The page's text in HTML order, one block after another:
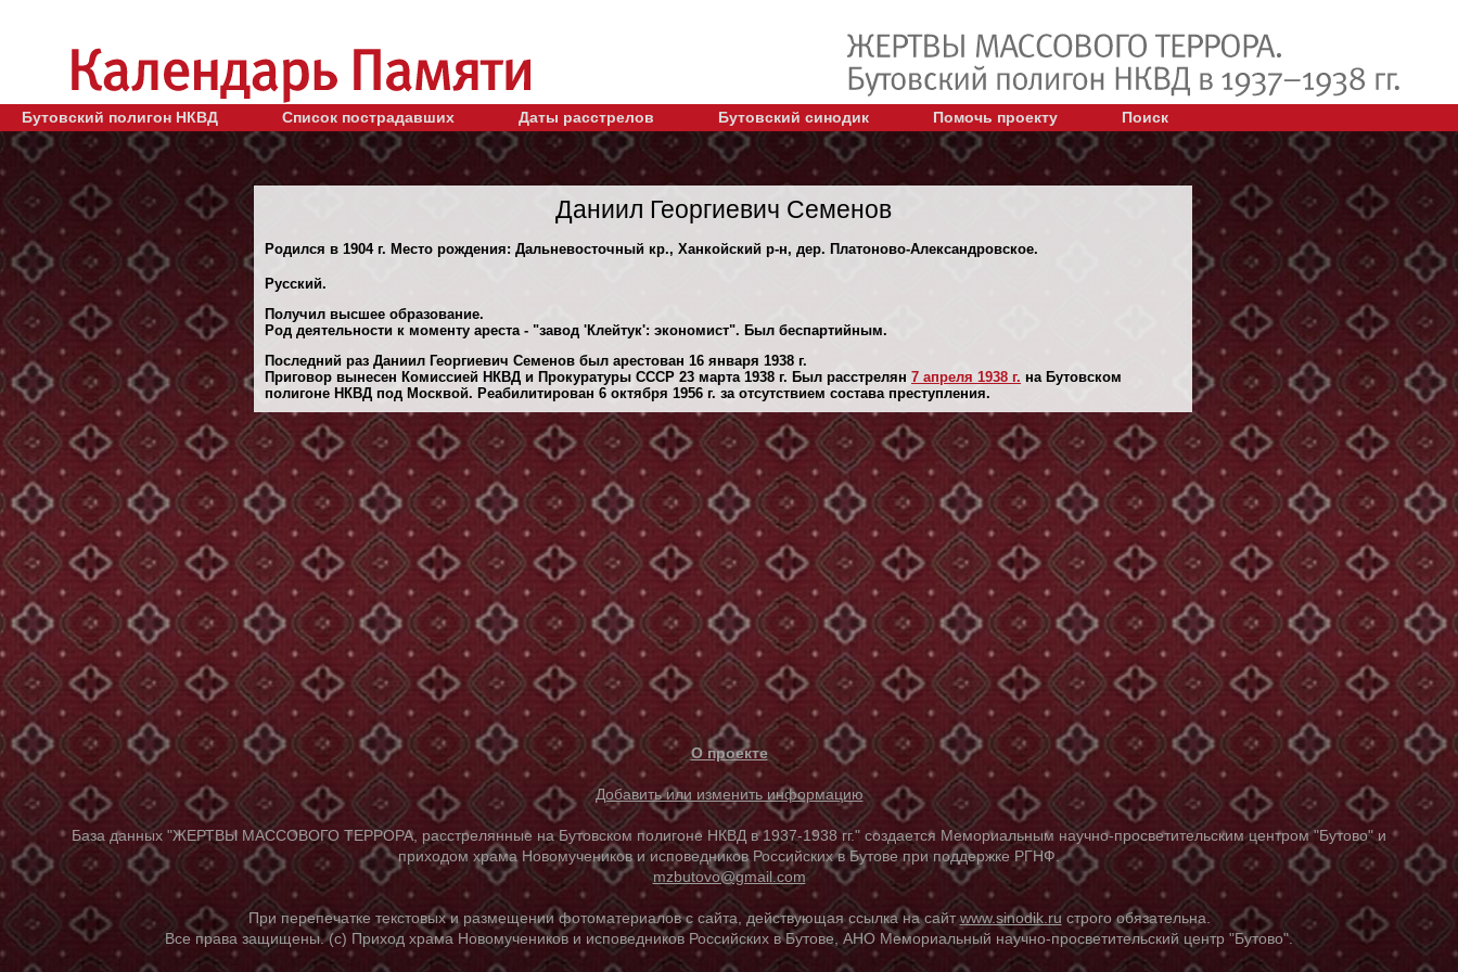
Бутовский полигон НКВД Список пострадавших Даты расстрелов Бутовский синодик Помочь проекту Поиск
Даниил Георгиевич Семенов
Родился в 1904 г. Место рождения: Дальневосточный кр., Ханкойский р-н, дер. Платоново-Александровское.
Русский.
Получил высшее образование.
Род деятельности к моменту ареста - "завод 'Клейтук': экономист". Был беспартийным.
Последний раз Даниил Георгиевич Семенов был арестован 16 января 1938 г.
Приговор вынесен Комиссией НКВД и Прокуратуры СССР 23 марта 1938 г. Был расстрелян 7 апреля 1938 г. на Бутовском
полигоне НКВД под Москвой. Реабилитирован 6 октября 1956 г. за отсутствием состава преступления.
О проекте
Добавить или изменить информацию
База данных "ЖЕРТВЫ МАССОВОГО ТЕРРОРА, расстрелянные на Бутовском полигоне НКВД в 1937-1938 гг." создается Мемориальным научно-просветительским центром "Бутово" и
приходом храма Новомучеников и исповедников Российских в Бутове при поддержке РГНФ.
mzbutovo@gmail.com
При перепечатке текстовых и размещении фотоматериалов с сайта, действующая ссылка на сайтwww.sinodik.ru строго обязательна.
Все права защищены. (с) Приход храма Новомучеников и исповедников Российских в Бутове, АНО Мемориальный научно-просветительский центр "Бутово".